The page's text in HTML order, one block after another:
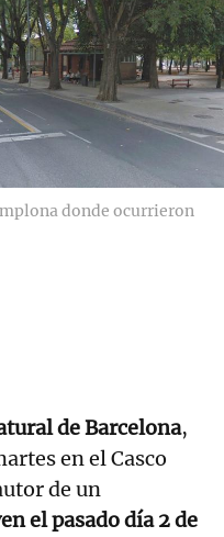
donde ocurrieron
de Barcelona,
en el Casco
de un
el pasado día 2 de